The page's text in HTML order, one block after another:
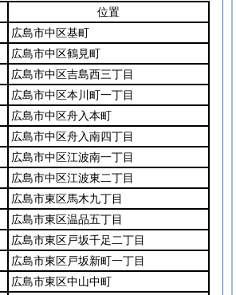
位置
広島市中区基町
広島市中区鶴見町
広島市中区吉島西三丁目
広島市中区本川町一丁目
広島市中区舟入本町
広島市中区舟入南四丁目
広島市中区江波南一丁目
広島市中区江波東二丁目
広島市東区馬木九丁目
広島市東区温品五丁目
広島市東区戸坂千足二丁目
広島市東区戸坂新町一丁目
広島市東区中山中町